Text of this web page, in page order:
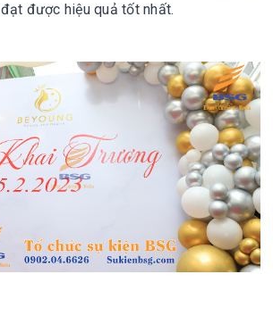
được hiệu quả tốt nhất.